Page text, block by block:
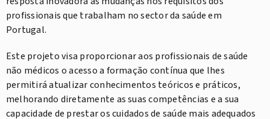
profissionais que trabalham no sector da saúde em
Portugal.
Este projeto visa proporcionar aos profissionais de saúde
não médicos o acesso a formação contínua que lhes
permitirá atualizar conhecimentos teóricos e práticos,
melhorando diretamente as suas competências e a sua
capacidade de prestar os cuidados de saúde mais adequados